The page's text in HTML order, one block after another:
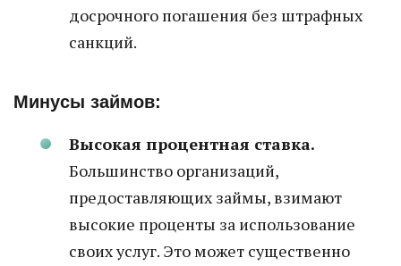
досрочного погашения без штрафных
санкций.
Минусы займов:
Высокая процентная ставка.
Большинство организаций,
предоставляющих займы, взимают
высокие проценты за использование
своих услуг. Это может существенно